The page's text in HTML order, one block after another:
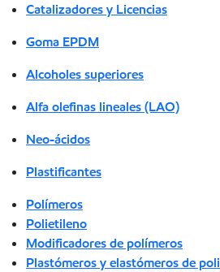
Catalizadores y Licencias
Goma EPDM
Alcoholes superiores
Alfa olefinas lineales (LAO)
Neo-ácidos
Plastificantes
Polímeros
Polietileno
Modificadores de polímeros
Plastómeros y elastómeros de